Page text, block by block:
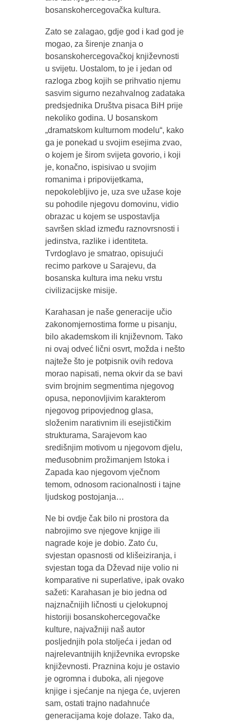
bosanskohercegovačka kultura.
Zato se zalagao, gdje god i kad god je
mogao, za širenje znanja o
bosanskohercegovačkoj književnosti
u svijetu. Uostalom, to je i jedan od
razloga zbog kojih se prihvatio njemu
sasvim sigurno nezahvalnog zadataka
predsjednika Društva pisaca BiH prije
nekoliko godina. U bosanskom
„dramatskom kulturnom modelu“, kako
ga je ponekad u svojim esejima zvao,
o kojem je širom svijeta govorio, i koji
je, konačno, ispisivao u svojim
romanima i pripovijetkama,
nepokolebljivo je, uza sve užase koje
su pohodile njegovu domovinu, vidio
obrazac u kojem se uspostavlja
savršen sklad između raznovrsnosti i
jedinstva, razlike i identiteta.
Tvrdoglavo je smatrao, opisujući
recimo parkove u Sarajevu, da
bosanska kultura ima neku vrstu
civilizacijske misije.
Karahasan je naše generacije učio
zakonomjernostima forme u pisanju,
bilo akademskom ili književnom. Tako
ni ovaj odveć lični osvrt, možda i nešto
najteže što je potpisnik ovih redova
morao napisati, nema okvir da se bavi
svim brojnim segmentima njegovog
opusa, neponovljivim karakterom
njegovog pripovjednog glasa,
složenim narativnim ili esejističkim
strukturama, Sarajevom kao
središnjim motivom u njegovom djelu,
međusobnim prožimanjem Istoka i
Zapada kao njegovom vječnom
temom, odnosom racionalnosti i tajne
ljudskog postojanja…
Ne bi ovdje čak bilo ni prostora da
nabrojimo sve njegove knjige ili
nagrade koje je dobio. Zato ću,
svjestan opasnosti od klišeiziranja, i
svjestan toga da Dževad nije volio ni
komparative ni superlative, ipak ovako
sažeti: Karahasan je bio jedna od
najznačnijih ličnosti u cjelokupnoj
historiji bosanskohercegovačke
kulture, najvažniji naš autor
posljednjih pola stoljeća i jedan od
najrelevantnijih književnika evropske
književnosti. Praznina koju je ostavio
je ogromna i duboka, ali njegove
knjige i sjećanje na njega će, uvjeren
sam, ostati trajno nadahnuće
generacijama koje dolaze. Tako da,